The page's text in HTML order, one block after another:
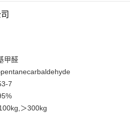
甲醛
7
＞300kg